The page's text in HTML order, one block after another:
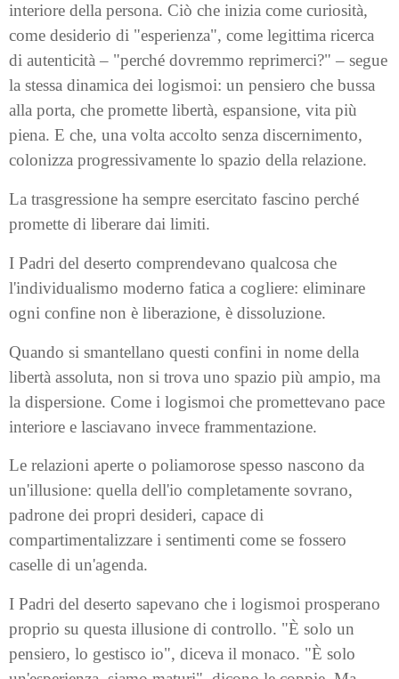
interiore della persona. Ciò che inizia come curiosità,
come desiderio di "esperienza", come legittima ricerca
di autenticità – "perché dovremmo reprimerci?" – segue
la stessa dinamica dei logismoi: un pensiero che bussa
alla porta, che promette libertà, espansione, vita più
piena. E che, una volta accolto senza discernimento,
colonizza progressivamente lo spazio della relazione.
La trasgressione ha sempre esercitato fascino perché
promette di liberare dai limiti.
I Padri del deserto comprendevano qualcosa che
l'individualismo moderno fatica a cogliere: eliminare
ogni confine non è liberazione, è dissoluzione.
Quando si smantellano questi confini in nome della
libertà assoluta, non si trova uno spazio più ampio, ma
la dispersione. Come i logismoi che promettevano pace
interiore e lasciavano invece frammentazione.
Le relazioni aperte o poliamorose spesso nascono da
un'illusione: quella dell'io completamente sovrano,
padrone dei propri desideri, capace di
compartimentalizzare i sentimenti come se fossero
caselle di un'agenda.
I Padri del deserto sapevano che i logismoi prosperano
proprio su questa illusione di controllo. "È solo un
pensiero, lo gestisco io", diceva il monaco. "È solo